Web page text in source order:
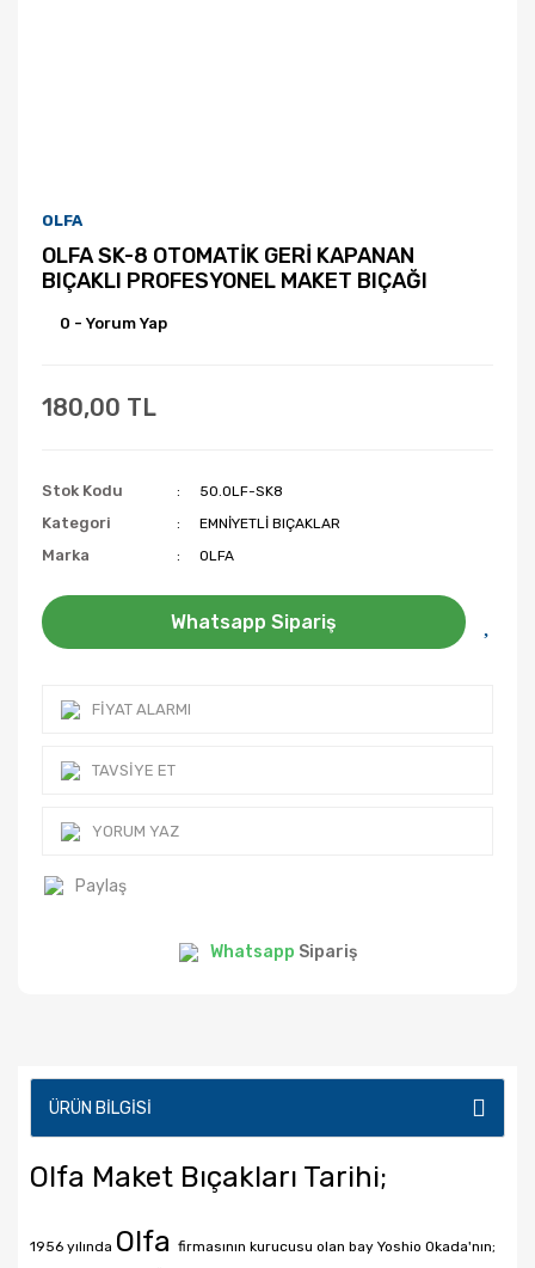
OLFA
OLFA SK-8 OTOMATİK GERİ KAPANAN
BIÇAKLI PROFESYONEL MAKET BIÇAĞI
0 - Yorum Yap
180,00 TL
Stok Kodu 50.OLF-SK8
Kategori EMNİYETLİ BIÇAKLAR
Marka OLFA
Whatsapp Sipariş
FIYAT ALARMI
TAVSIYE ET
YORUM YAZ
Paylaş
Whatsapp Sipariş
ÜRÜN BILGISI
Olfa Maket Bıçakları Tarihi;
1956 yılında Olfa firmasının kurucusu olan bay Yoshio Okada'nın;